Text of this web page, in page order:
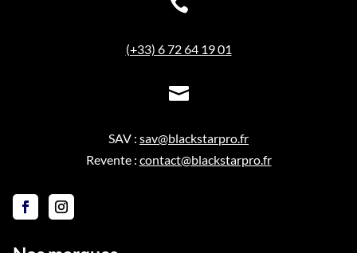

(+33) 6 72 64 19 01

SAV : sav@blackstarpro.fr
Revente : contact@blackstarpro.fr